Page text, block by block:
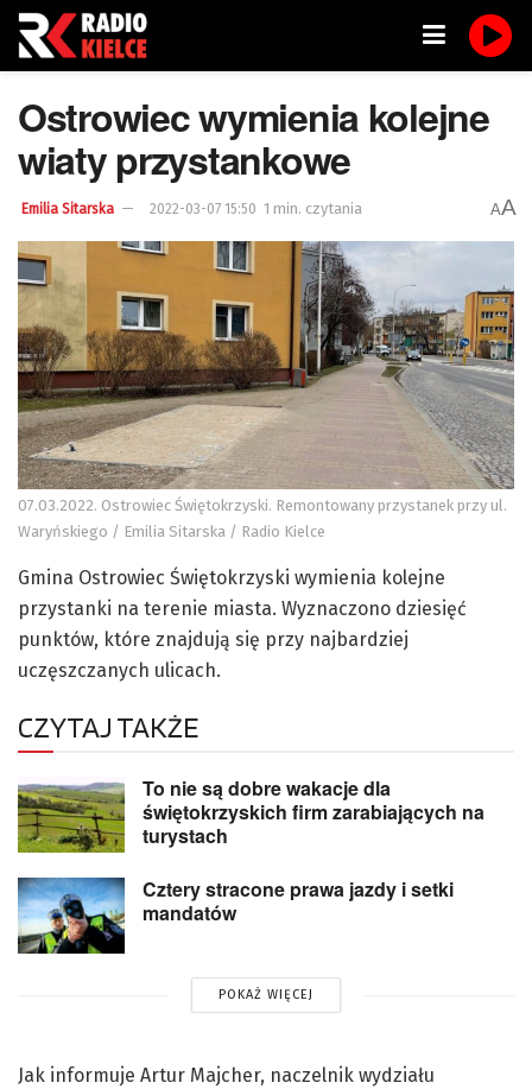
Ostrowiec wymienia kolejne
wiaty przystankowe
Emilia Sitarska 2022-03-07 15:50 1 min. czytania AA
07.03.2022. Ostrowiec Świętokrzyski. Remontowany przystanek przy ul.
Waryńskiego / Emilia Sitarska / Radio Kielce
Gmina Ostrowiec Świętokrzyski wymienia kolejne
przystanki na terenie miasta. Wyznaczono dziesięć
punktów, które znajdują się przy najbardziej
uczęszczanych ulicach.
CZYTAJ TAKŻE
To nie są dobre wakacje dla
świętokrzyskich firm zarabiających na
turystach
Cztery stracone prawa jazdy i setki
mandatów
POKAŻ WIĘCEJ
Jak informuje Artur Majcher, naczelnik wydziału